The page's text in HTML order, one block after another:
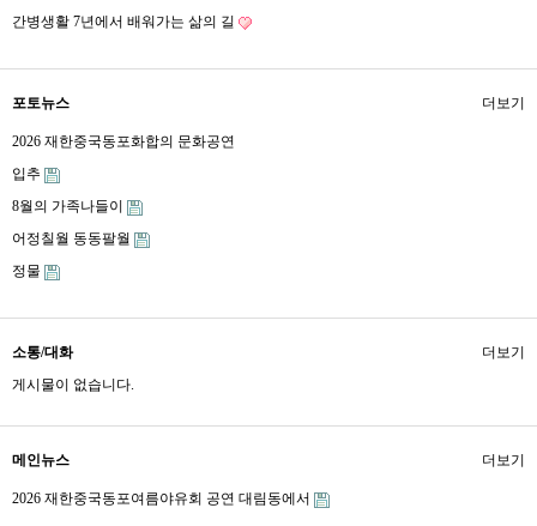
간병생활 7년에서 배워가는 삶의 길
포토뉴스
2026 재한중국동포화합의 문화공연
입추
8월의 가족나들이
어정칠월 동동팔월
정물
더보기
소통/대화
게시물이 없습니다.
더보기
메인뉴스
2026 재한중국동포여름야유회 공연 대림동에서
더보기